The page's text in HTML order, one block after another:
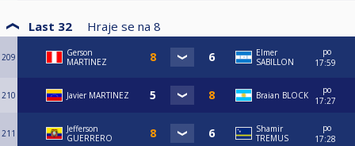
Last 32 Hraje se na 8
209
Gerson
MARTINEZ
Elmer
SABILLON
po
17:59
210 Javier MARTINEZ Braian BLOCK
po
17:27
211
Jefferson
GUERRERO
Shamir
TREMUS
po
17:28